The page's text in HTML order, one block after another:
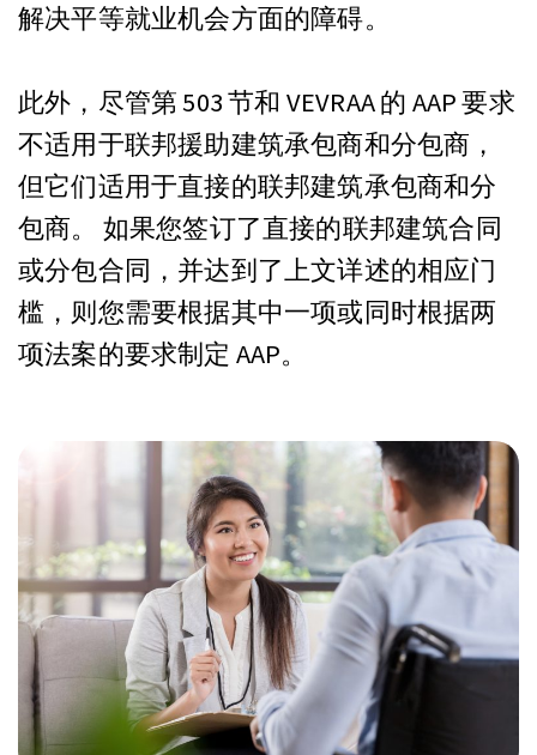
解决平等就业机会方面的障碍。
此外，尽管第 503 节和 VEVRAA 的 AAP 要求
不适用于联邦援助建筑承包商和分包商，
但它们适用于直接的联邦建筑承包商和分
包商。 如果您签订了直接的联邦建筑合同
或分包合同，并达到了上文详述的相应门
槛，则您需要根据其中一项或同时根据两
项法案的要求制定 AAP。